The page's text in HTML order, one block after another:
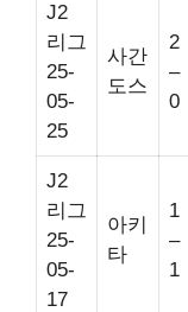
J2
리그
25-
05-
25
사간
도스
2
–
0
J2
리그
25-
05-
17
아키
타
1
–
1